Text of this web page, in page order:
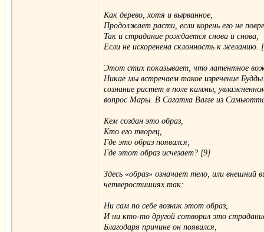
Как дерево, хотя и вырванное,
Продолжает расти, если корень его не
Так и страдание рождается снова и снова,
Если не искоренена склонность к желанию.
Этот стих показывает, что латентное
Никае мы встречаем такое изречение
сознание растет в поле каммы,
вопрос Мары. В Сагатха Вагге из
Кем создан это образ,
Кто его творец,
Где это образ появился,
Где этот образ исчезает? [9]
Здесь «образ» означает тело, или внешний
четверостишиях так:
Ни сам по себе возник этот образ,
И ни кто-то другой сотворил это
Благодаря причине он появился,